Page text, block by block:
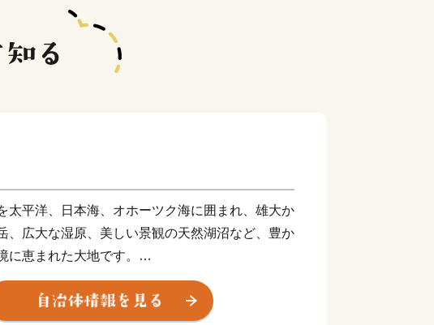
太平洋、日本海、オホーツク海に囲まれ、雄大か
、広大な湿原、美しい景観の天然湖沼など、豊か
に恵まれた大地です。
あると同時に、亜寒帯気候の南限に位置し、年間
10℃程度、平均降水量は700～1,700mm程度と、